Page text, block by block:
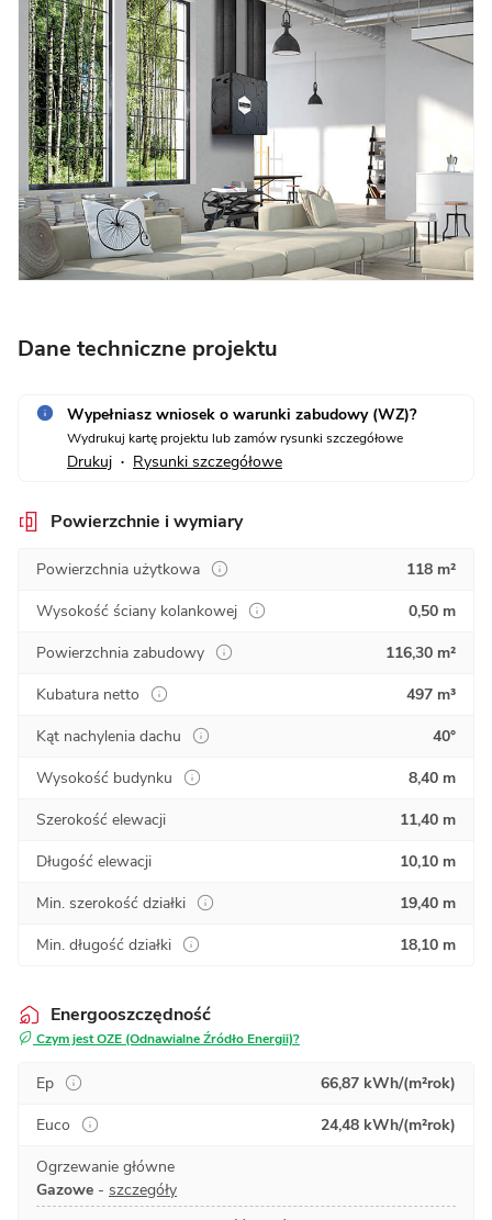
Dane techniczne projektu
Wypełniasz wniosek o warunki zabudowy (WZ)?
Wydrukuj kartę projektu lub zamów rysunki szczegółowe
Drukuj • Rysunki szczegółowe
Powierzchnie i wymiary
Powierzchnia użytkowa
118 m²
Wysokość ściany kolankowej
0,50 m
Powierzchnia zabudowy
116,30 m²
Kubatura netto
497 m³
Kąt nachylenia dachu
40°
Wysokość budynku
8,40 m
Szerokość elewacji
11,40 m
Długość elewacji
10,10 m
Min. szerokość działki
19,40 m
Min. długość działki
18,10 m
Energooszczędność
Czym jest OZE (Odnawialne Źródło Energii)?
Ep
66,87 kWh/(m²rok)
Euco
24,48 kWh/(m²rok)
Ogrzewanie główne
Gazowe - szczegóły